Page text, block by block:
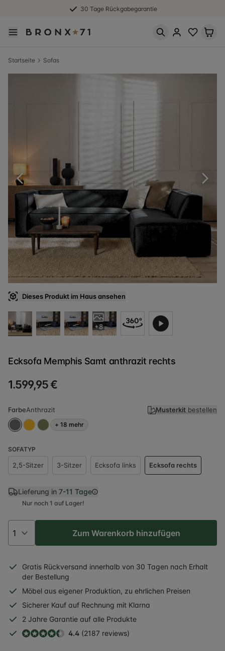
30 Tage Rückgabegarantie
Startseite Sofas
Dieses Produkt im Haus ansehen
+8
Ecksofa Memphis Samt anthrazit rechts
1.599,95 €
FarbeAnthrazit Musterkit bestellen
+ 18 mehr
SOFATYP
2,5-Sitzer 3-Sitzer Ecksofa links Ecksofa rechts
Lieferung in 7-11 Tage
Nur noch 1 auf Lager!
Zum Warenkorb hinzufügen
Gratis Rückversand innerhalb von 30 Tagen nach Erhalt
der Bestellung
Möbel aus eigener Produktion, zu ehrlichen Preisen
Sicherer Kauf auf Rechnung mit Klarna
2 Jahre Garantie auf alle Produkte
4.4 (2187 reviews)